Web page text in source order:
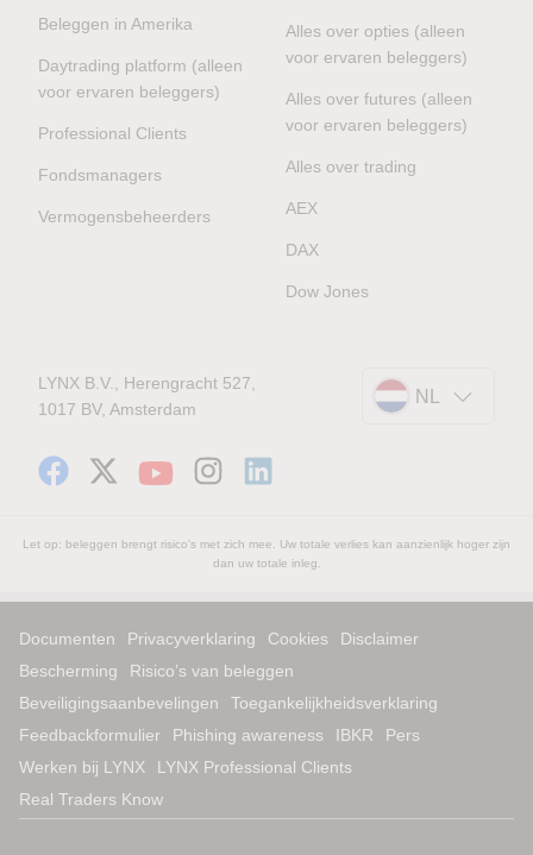
Beleggen in Amerika
Daytrading platform (alleen
voor ervaren beleggers)
Professional Clients
Fondsmanagers
Vermogensbeheerders
Alles over opties (alleen
voor ervaren beleggers)
Alles over futures (alleen
voor ervaren beleggers)
Alles over trading
AEX
DAX
Dow Jones
LYNX B.V., Herengracht 527,
1017 BV, Amsterdam
NL
Let op: beleggen brengt risico's met zich mee. Uw totale verlies kan aanzienlijk hoger zijn
dan uw totale inleg.
Documenten Privacyverklaring Cookies
Disclaimer
Bescherming
Risico’s van beleggen
Beveiligingsaanbevelingen
Toegankelijkheidsverklaring
Feedbackformulier
Phishing awareness IBKR
Pers
Werken bij LYNX
LYNX Professional Clients
Real Traders Know